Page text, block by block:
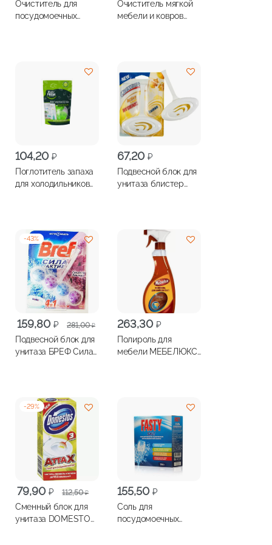
Очиститель для
посудомоечных
Очиститель мягкой
мебели и ковров
104,20 ₽
Поглотитель запаха
для холодильников
67,20 ₽
Подвесной блок для
унитаза блистер
-43%
281,00₽
Первоначальная
цена
составляла
159,80 ₽
Текущая
цена:
159,80 ₽.
Подвесной блок для
унитаза БРЕФ Сила
263,30 ₽
Полироль для
мебели МЕБЕЛЮКС
-29%
112,50₽
Первоначальная
цена
составляла
79,90 ₽
Текущая
цена:
79,90 ₽.
Сменный блок для
унитаза DOMESTOS
155,50 ₽
Соль для
посудомоечных